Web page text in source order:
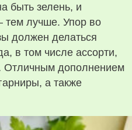
быть зелень, и
тем лучше. Упор во
должен делаться
в том числе ассорти,
Отличным дополнением
а также